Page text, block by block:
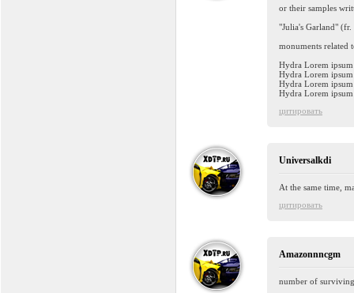
or their samples
"Julia's Garland"
monuments related
Hydra Lorem ipsum
Hydra Lorem ipsum
Hydra Lorem ipsum
Hydra Lorem ipsum
цитировать
Universalkdi
At the same time,
цитировать
Amazonnncgm
number of